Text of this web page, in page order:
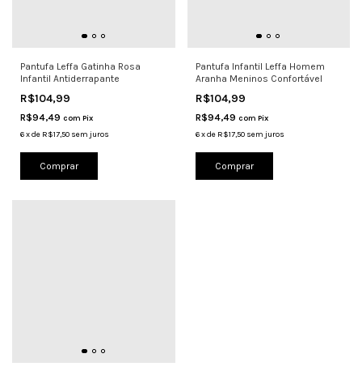
Pantufa Leffa Gatinha Rosa
Infantil Antiderrapante
R$104,99
R$94,49 com Pix
6xde R$17,50 sem juros
Comprar
Pantufa Infantil Leffa Homem
Aranha Meninos Confortável
R$104,99
R$94,49 com Pix
6 xde R$17,50 sem juros
Comprar